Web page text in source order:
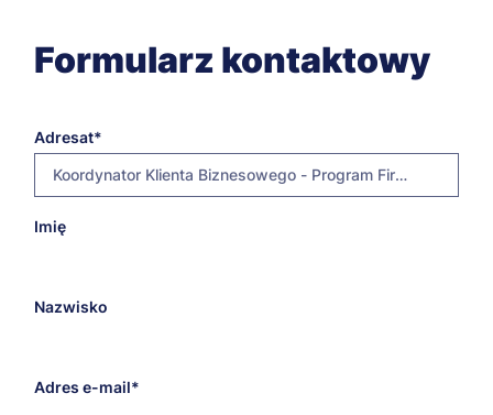
Formularz kontaktowy
Adresat
Koordynator Klienta Biznesowego - Program Firma, szkolenia
E-
Imię
Nazwisko
Adres e-mail